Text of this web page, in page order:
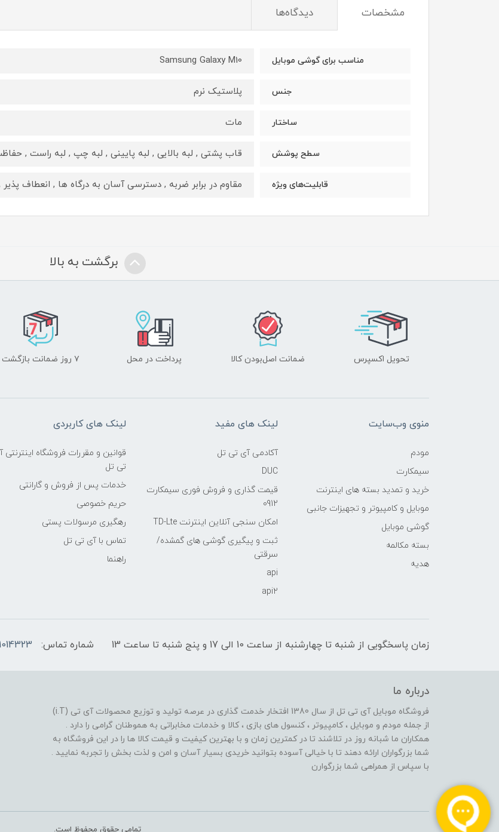
مشخصات دیدگاه‌ها
مناسب برای گوشی موبایل Samsung Galaxy M10
جنس پلاستیک نرم
ساختار مات
سطح پوشش قاب پشتی , لبه بالایی , لبه پایینی , لبه چپ , لبه راست ,
قابلیت‌های ویژه مقاوم در برابر ضربه , دسترسی آسان به درگاه ها , انعطاف
برگشت به بالا
تحویل اکسپرس ضمانت اصل‌بودن کالا پرداخت در محل ۷ روز ضمانت بازگشت
منوی وب‌سایت
مودم
سیمکارت
خرید و تمدید بسته های اینترنت
موبایل و کامپیوتر و تجهیزات جانبی
گوشی موبایل
بسته مکالمه
هدیه
لینک های مفید
آکادمی آی تی تل
DUC
قیمت گذاری و فروش فوری سیمکارت
0912
امکان سنجی آنلاین اینترنت TD-Lte
ثبت و پیگیری گوشی های گمشده/
سرقتی
api
api2
لینک های کاربردی
قوانین و مقررات فروشگاه اینترنتی
تی تل
خدمات پس از فروش و گارانتی
حریم خصوصی
رهگیری مرسولات پستی
تماس با آی تی تل
راهنما
زمان پاسخگویی از شنبه تا چهارشنبه از ساعت 10 الی 17 و پنج شنبه تا ساعت 13 شماره تماس:
درباره ما
فروشگاه موبایل آی تی تل از سال 1380 افتخار خدمت گذاری در عرصه تولید و توزیع محصولات آی تی (i.T)
از جمله مودم و موبایل ، کامپیوتر ، کنسول های بازی ، کالا و خدمات مخابراتی به هموطنان گرامی را دارد .
همکاران ما شبانه روز در تلاشند تا در کمترین زمان و با بهترین کیفیت و قیمت کالا ها را در این فروشگاه به
شما بزرگواران ارائه دهند تا با خیالی آسوده بتوانید خریدی بسیار آسان و امن و لذت بخش را تجربه نمایید .
با سپاس از همراهی شما بزرگوارن
تمامی حقوق محفوظ است.